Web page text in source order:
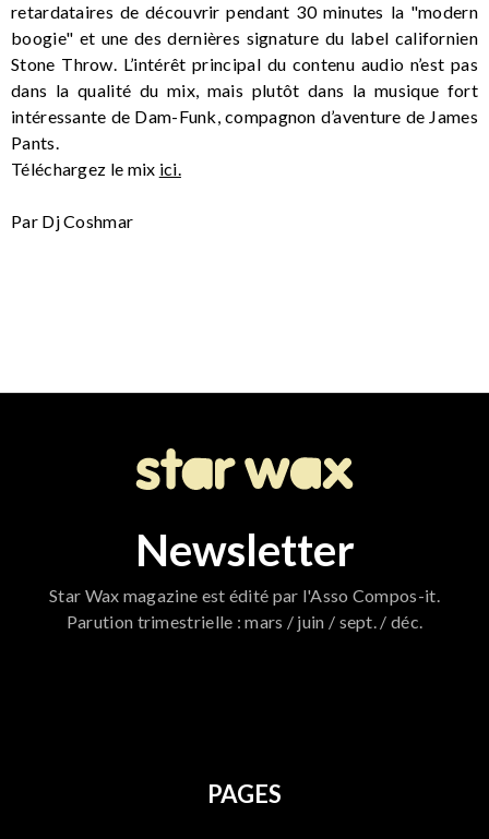
retardataires de découvrir pendant 30 minutes la "modern
boogie" et une des dernières signature du label californien
Stone Throw. L’intérêt principal du contenu audio n’est pas
dans la qualité du mix, mais plutôt dans la musique fort
intéressante de Dam-Funk, compagnon d’aventure de James
Pants.
Téléchargez le mix ici.
Par Dj Coshmar
Newsletter
Star Wax magazine est édité par l'Asso Compos-it.
Parution trimestrielle : mars / juin / sept. / déc.
PAGES